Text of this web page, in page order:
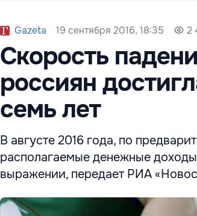
Gazeta 19 сентября 2016, 18:35 2
Скорость
россиян
семь лет
В августе 2016 года, по
располагаемые денежные
выражении, передает РИА